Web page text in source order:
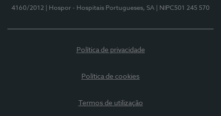
4160/2012
| Hospor - Hospitais Portugueses, SA | NIPC501 245 570
Política de privacidade
Política de cookies
Termos de utilização